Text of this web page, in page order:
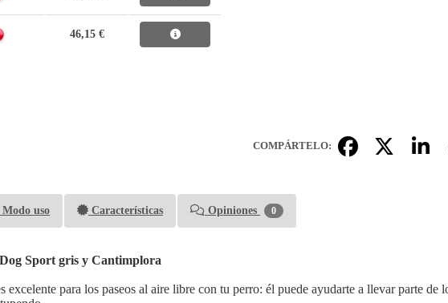
46,15 €
COMPÁRTELO:
Modo uso Características Opiniones 0
Sport gris y Cantimplora
para los paseos al aire libre con tu perro: él puede ayudarte a llevar parte de